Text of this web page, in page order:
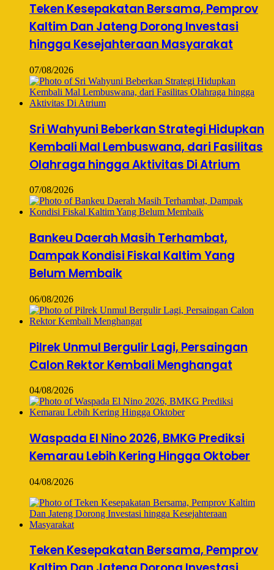
Teken Kesepakatan Bersama, Pemprov
Kaltim Dan Jateng Dorong Investasi
hingga Kesejahteraan Masyarakat
07/08/2026
Sri Wahyuni Beberkan Strategi Hidupkan
Kembali Mal Lembuswana, dari Fasilitas
Olahraga hingga Aktivitas Di Atrium
07/08/2026
Bankeu Daerah Masih Terhambat,
Dampak Kondisi Fiskal Kaltim Yang
Belum Membaik
06/08/2026
Pilrek Unmul Bergulir Lagi, Persaingan
Calon Rektor Kembali Menghangat
04/08/2026
Waspada El Nino 2026, BMKG Prediksi
Kemarau Lebih Kering Hingga Oktober
04/08/2026
Teken Kesepakatan Bersama, Pemprov